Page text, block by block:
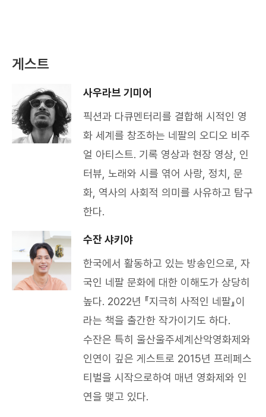
게스트
사우라브 기미어
픽션과 다큐멘터리를 결합해 시적인 영
화 세계를 창조하는 네팔의 오디오 비주
얼 아티스트. 기록 영상과 현장 영상, 인
터뷰, 노래와 시를 엮어 사랑, 정치, 문
화, 역사의 사회적 의미를 사유하고 탐구
한다. ​
수잔 샤키야
한국에서 활동하고 있는 방송인으로, 자
국인 네팔 문화에 대한 이해도가 상당히
높다. 2022년 『지극히 사적인 네팔』이
라는 책을 출간한 작가이기도 하다.
수잔은 특히 울산울주세계산악영화제와
인연이 깊은 게스트로 2015년 프레페스
티벌을 시작으로하여 매년 영화제와 인
연을 맺고 있다.​